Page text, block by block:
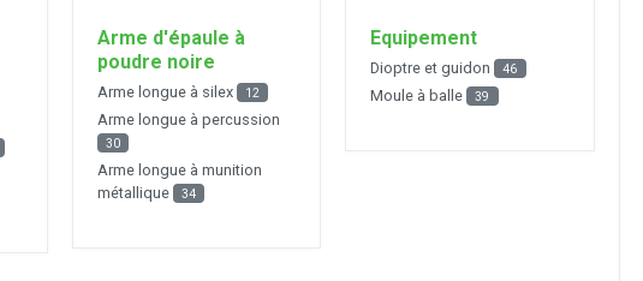
Arme d'épaule à
poudre noire
Arme longue à silex 12
Arme longue à percussion
30
Arme longue à munition
métallique
34
Equipement
Dioptre et guidon 46
Moule à balle 39